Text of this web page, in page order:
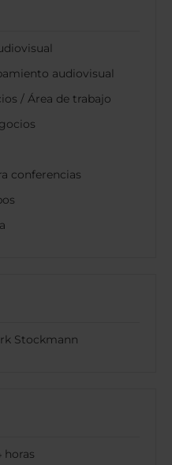
audiovisual
/ Área de trabajo
conferencias
Stockmann
horas